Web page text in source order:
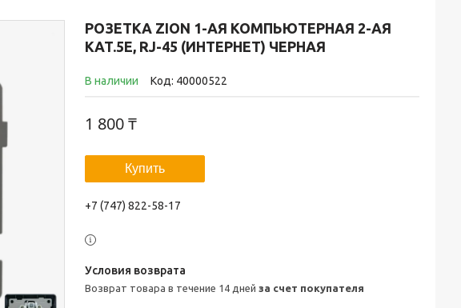
РОЗЕТКА ZION 1-АЯ КОМПЬЮТЕРНАЯ 2-АЯ
KAT.5E, RJ-45 (ИНТЕРНЕТ) ЧЕРНАЯ
В наличии Код: 40000522
1 800 ₸
Купить
+7 (747) 822-58-17
возврат товара в течение 14 дней за счет покупателя